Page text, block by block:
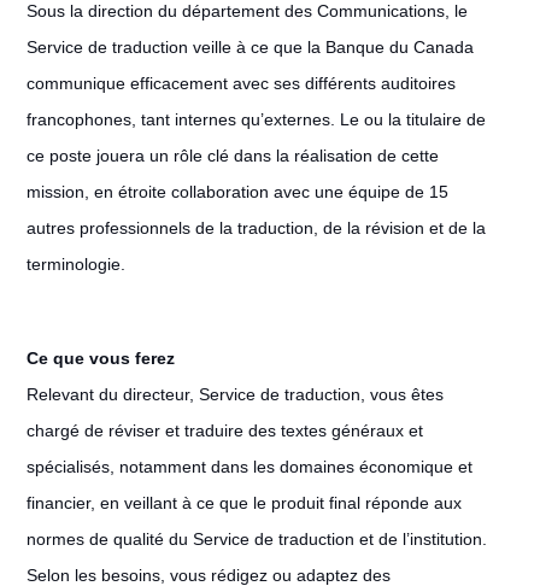
Sous la direction du département des Communications, le
Service de traduction veille à ce que la Banque du Canada
communique efficacement avec ses différents auditoires
francophones, tant internes qu’externes. Le ou la titulaire de
ce poste jouera un rôle clé dans la réalisation de cette
mission, en étroite collaboration avec une équipe de 15
autres professionnels de la traduction, de la révision et de la
terminologie.
Ce que vous ferez
Relevant du directeur, Service de traduction, vous êtes
chargé de réviser et traduire des textes généraux et
spécialisés, notamment dans les domaines économique et
financier, en veillant à ce que le produit final réponde aux
normes de qualité du Service de traduction et de l’institution.
Selon les besoins, vous rédigez ou adaptez des